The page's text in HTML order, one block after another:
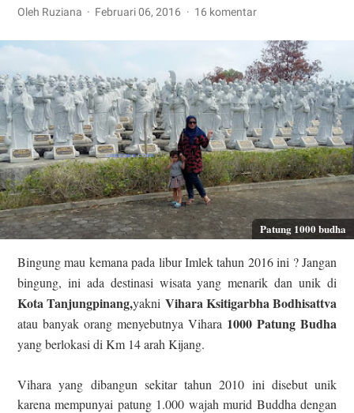
Oleh Ruziana Februari 06, 2016 16 komentar
Patung 1000 budha
Bingung mau kemana pada libur Imlek tahun 2016 ini ? Jangan
bingung, ini ada destinasi wisata yang menarik dan unik di
Kota Tanjungpinang,yakni Vihara Ksitigarbha Bodhisattva
atau banyak orang menyebutnya Vihara 1000 Patung Budha
yang berlokasi di Km 14 arah Kijang.
Vihara yang dibangun sekitar tahun 2010 ini disebut unik
karena mempunyai patung 1.000 wajah murid Buddha dengan